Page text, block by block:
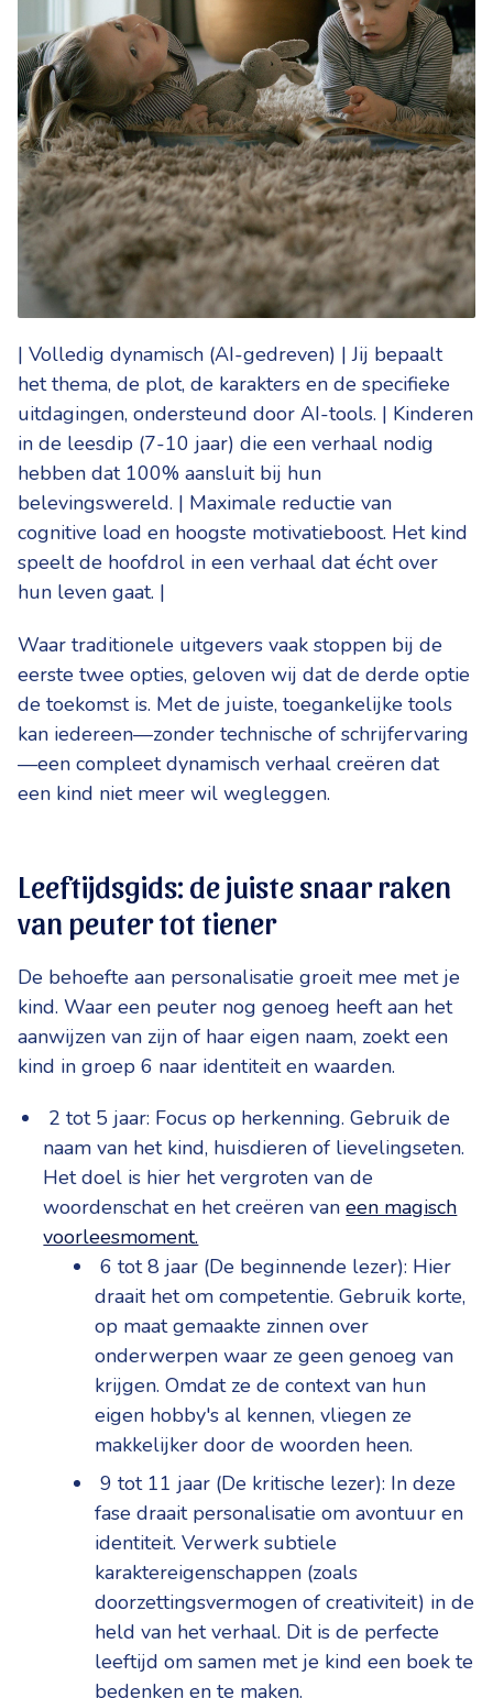
| Volledig dynamisch (AI-gedreven) | Jij bepaalt
het thema, de plot, de karakters en de specifieke
uitdagingen, ondersteund door AI-tools. | Kinderen
in de leesdip (7-10 jaar) die een verhaal nodig
hebben dat 100% aansluit bij hun
belevingswereld. | Maximale reductie van
cognitive load en hoogste motivatieboost. Het kind
speelt de hoofdrol in een verhaal dat écht over
hun leven gaat. |
Waar traditionele uitgevers vaak stoppen bij de
eerste twee opties, geloven wij dat de derde optie
de toekomst is. Met de juiste, toegankelijke tools
kan iedereen—zonder technische of schrijfervaring
—een compleet dynamisch verhaal creëren dat
een kind niet meer wil wegleggen.
Leeftijdsgids: de juiste snaar raken
van peuter tot tiener
De behoefte aan personalisatie groeit mee met je
kind. Waar een peuter nog genoeg heeft aan het
aanwijzen van zijn of haar eigen naam, zoekt een
kind in groep 6 naar identiteit en waarden.
2 tot 5 jaar: Focus op herkenning. Gebruik de
naam van het kind, huisdieren of lievelingseten.
Het doel is hier het vergroten van de
woordenschat en het creëren vaneen magisch
voorleesmoment.
6 tot 8 jaar (De beginnende lezer): Hier
draait het om competentie. Gebruik korte,
op maat gemaakte zinnen over
onderwerpen waar ze geen genoeg van
krijgen. Omdat ze de context van hun
eigen hobby's al kennen, vliegen ze
makkelijker door de woorden heen.
9 tot 11 jaar (De kritische lezer): In deze
fase draait personalisatie om avontuur en
identiteit. Verwerk subtiele
karaktereigenschappen (zoals
doorzettingsvermogen of creativiteit) in de
held van het verhaal. Dit is de perfecte
leeftijd om samen met je kind een boek te
bedenken en te maken.